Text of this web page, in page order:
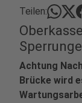
Teilen:
Achtung
Brücke wird